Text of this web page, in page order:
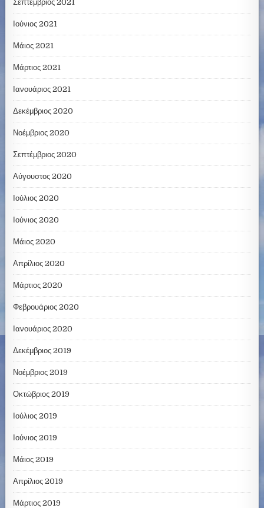
Σεπτέμβριος 2021
Ιούνιος 2021
Μάιος 2021
Μάρτιος 2021
Ιανουάριος 2021
Δεκέμβριος 2020
Νοέμβριος 2020
Σεπτέμβριος 2020
Αύγουστος 2020
Ιούλιος 2020
Ιούνιος 2020
Μάιος 2020
Απρίλιος 2020
Μάρτιος 2020
Φεβρουάριος 2020
Ιανουάριος 2020
Δεκέμβριος 2019
Νοέμβριος 2019
Οκτώβριος 2019
Ιούλιος 2019
Ιούνιος 2019
Μάιος 2019
Απρίλιος 2019
Μάρτιος 2019